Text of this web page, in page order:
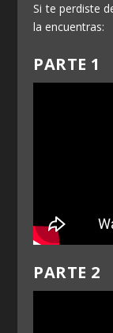
Si te perdiste
la encuentras:
PARTE 1
PARTE 2